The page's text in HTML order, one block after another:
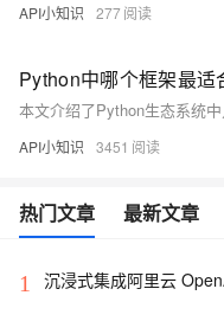
API小知识 277
Python中哪个框架最适
API小知识 3451
热门文章 最新文章
1
沉浸式集成阿里云